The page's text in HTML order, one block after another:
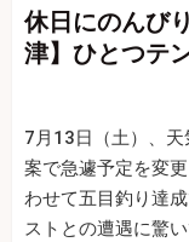
休日にのんび
津】ひとつテ
7月13日（土）、
案で急遽予定を変
わせて五目釣り達
ストとの遭遇に驚